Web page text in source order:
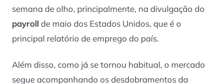
semana de olho, principalmente, na divulgação do
payrollde maio dos Estados Unidos, que é o
principal relatório de emprego do país.
Além disso, como já se tornou habitual, o mercado
segue acompanhando os desdobramentos da